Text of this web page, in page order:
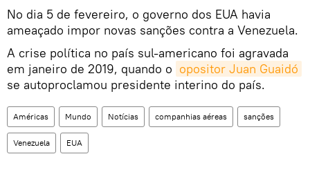
No dia 5 de fevereiro, o governo dos EUA havia
ameaçado impor novas sanções contra a Venezuela.
A crise política no país sul-americano foi agravada
em janeiro de 2019, quando o opositor Juan Guaidó
se autoproclamou presidente interino do país.
Américas Mundo Notícias companhias aéreas sanções
Venezuela EUA